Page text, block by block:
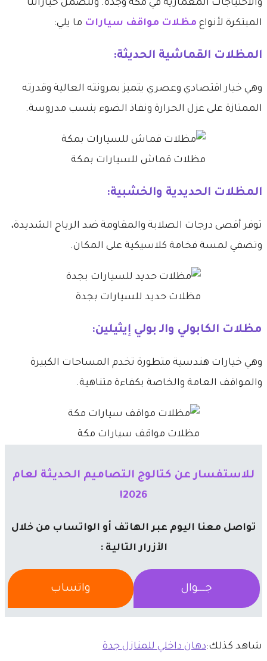
والاحتياجات المعمارية في مكة وجدة. وتتضمن خياراتنا
المبتكرة لأنواع مظلات مواقف سيارات ما يلي:
​المظلات القماشية الحديثة:
وهي خيار اقتصادي وعصري يتميز بمرونته العالية وقدرته
الممتازة على عزل الحرارة ونفاذ الضوء بنسب مدروسة.
مظلات قماش للسيارات بمكة
​المظلات الحديدية والخشبية:
توفر أقصى درجات الصلابة والمقاومة ضد الرياح الشديدة،
وتضفي لمسة فخامة كلاسيكية على المكان.
مظلات حديد للسيارات بجدة
​مظلات الكابولي والـ بولي إيثيلين:
وهي خيارات هندسية متطورة تخدم المساحات الكبيرة
والمواقف العامة والخاصة بكفاءة متناهية.
مظلات مواقف سيارات مكة
​للاستفسار عن كتالوج التصاميم الحديثة لعام
2026!
تواصل معنا اليوم عبر الهاتف أو الواتساب من خلال
الأزرار التالية :
جــــوال واتساب
شاهد كذلك:دهان داخلي للمنازل جدة